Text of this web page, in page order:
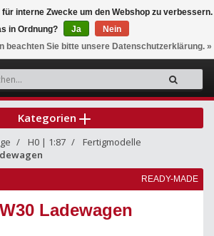
0
Kategorien
H0 | 1:87
Fertigmodelle
READY-MADE
Ladewagen
interne Zwecke um den Webshop zu verbessern.
in Ordnung?
Ja
Nein
beachten Sie bitte unsere Datenschutzerklärung. »